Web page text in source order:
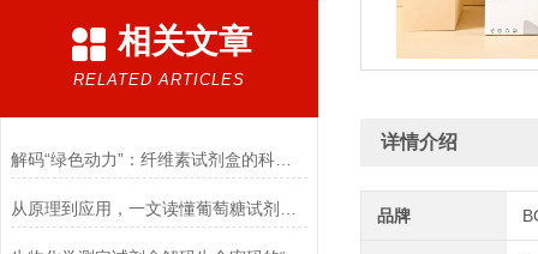
相关文章
RELATED ARTICLES
解码“绿色动力”：纤维素试剂盒的科学逻辑
详情介绍
品牌